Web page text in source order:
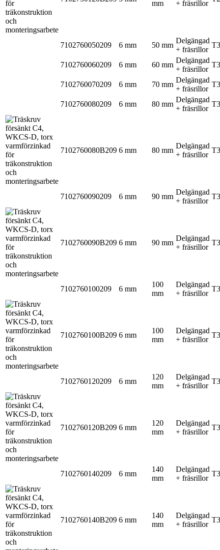
mm + fräsrillor
7102760050209 6 mm 50 mm
Delgängad
+ fräsrillor
7102760060209 6 mm 60 mm
Delgängad
+ fräsrillor
7102760070209 6 mm 70 mm
Delgängad
+ fräsrillor
7102760080209 6 mm 80 mm
Delgängad
+ fräsrillor
7102760080B209 6 mm 80 mm
Delgängad
+ fräsrillor
7102760090209 6 mm 90 mm
Delgängad
+ fräsrillor
7102760090B209 6 mm 90 mm
Delgängad
+ fräsrillor
7102760100209 6 mm
100
mm
Delgängad
+ fräsrillor
7102760100B209 6 mm
100
mm
Delgängad
+ fräsrillor
7102760120209 6 mm
120
mm
Delgängad
+ fräsrillor
7102760120B209 6 mm
120
mm
Delgängad
+ fräsrillor
7102760140209 6 mm
140
mm
Delgängad
+ fräsrillor
7102760140B209 6 mm
140
mm
Delgängad
+ fräsrillor